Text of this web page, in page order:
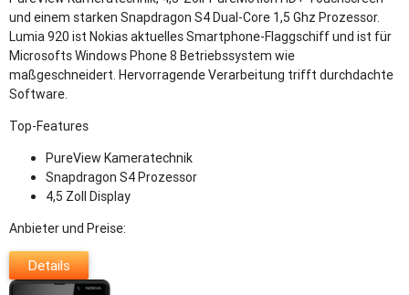
und einem starken Snapdragon S4 Dual-Core 1,5 Ghz Prozessor.
Lumia 920 ist Nokias aktuelles Smartphone-Flaggschiff und ist für
Microsofts Windows Phone 8 Betriebssystem wie
maßgeschneidert. Hervorragende Verarbeitung trifft durchdachte
Software.
Top-Features
PureView Kameratechnik
Snapdragon S4 Prozessor
4,5 Zoll Display
Anbieter und Preise:
Details